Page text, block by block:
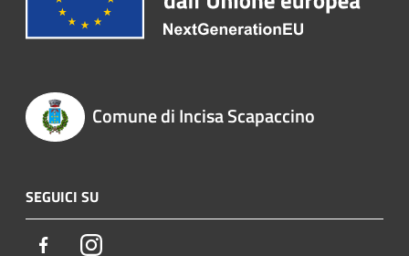
Comune di Incisa Scapaccino
SEGUICI SU
FacebookInstagram